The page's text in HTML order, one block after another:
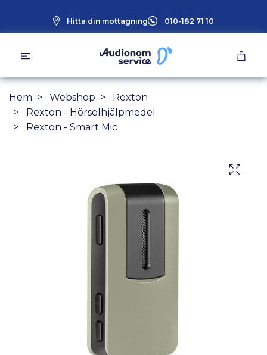
Hitta din mottagning 010-182 71 10
Hem Webshop
Rexton
Rexton - Hörselhjälpmedel
Rexton - Smart Mic